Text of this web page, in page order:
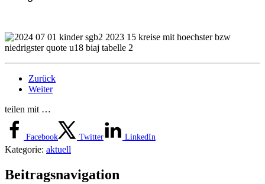
Zurück
Weiter
teilen mit …
Facebook Twitter LinkedIn
Kategorie: aktuell
Beitragsnavigation